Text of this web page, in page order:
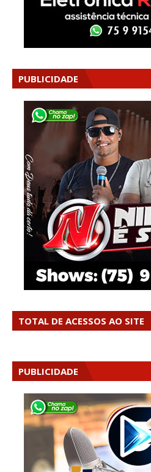
PUBLICIDADE
TOTAL DE ACESSOS AO SITE
PUBLICIDADE